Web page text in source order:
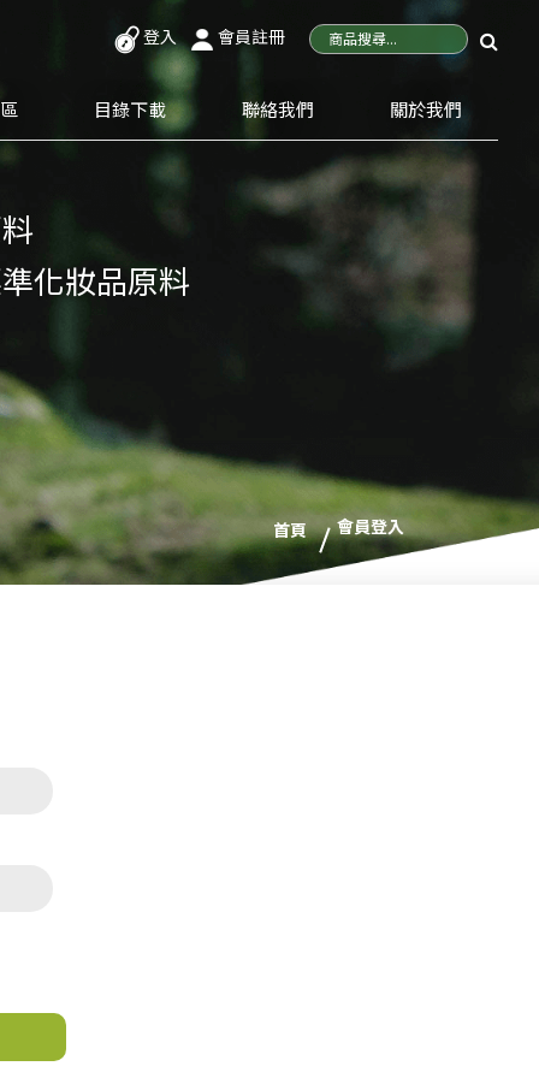
登入 會員註冊
目錄下載 聯絡我們 關於我們
首頁 會員登入
化妝品原料